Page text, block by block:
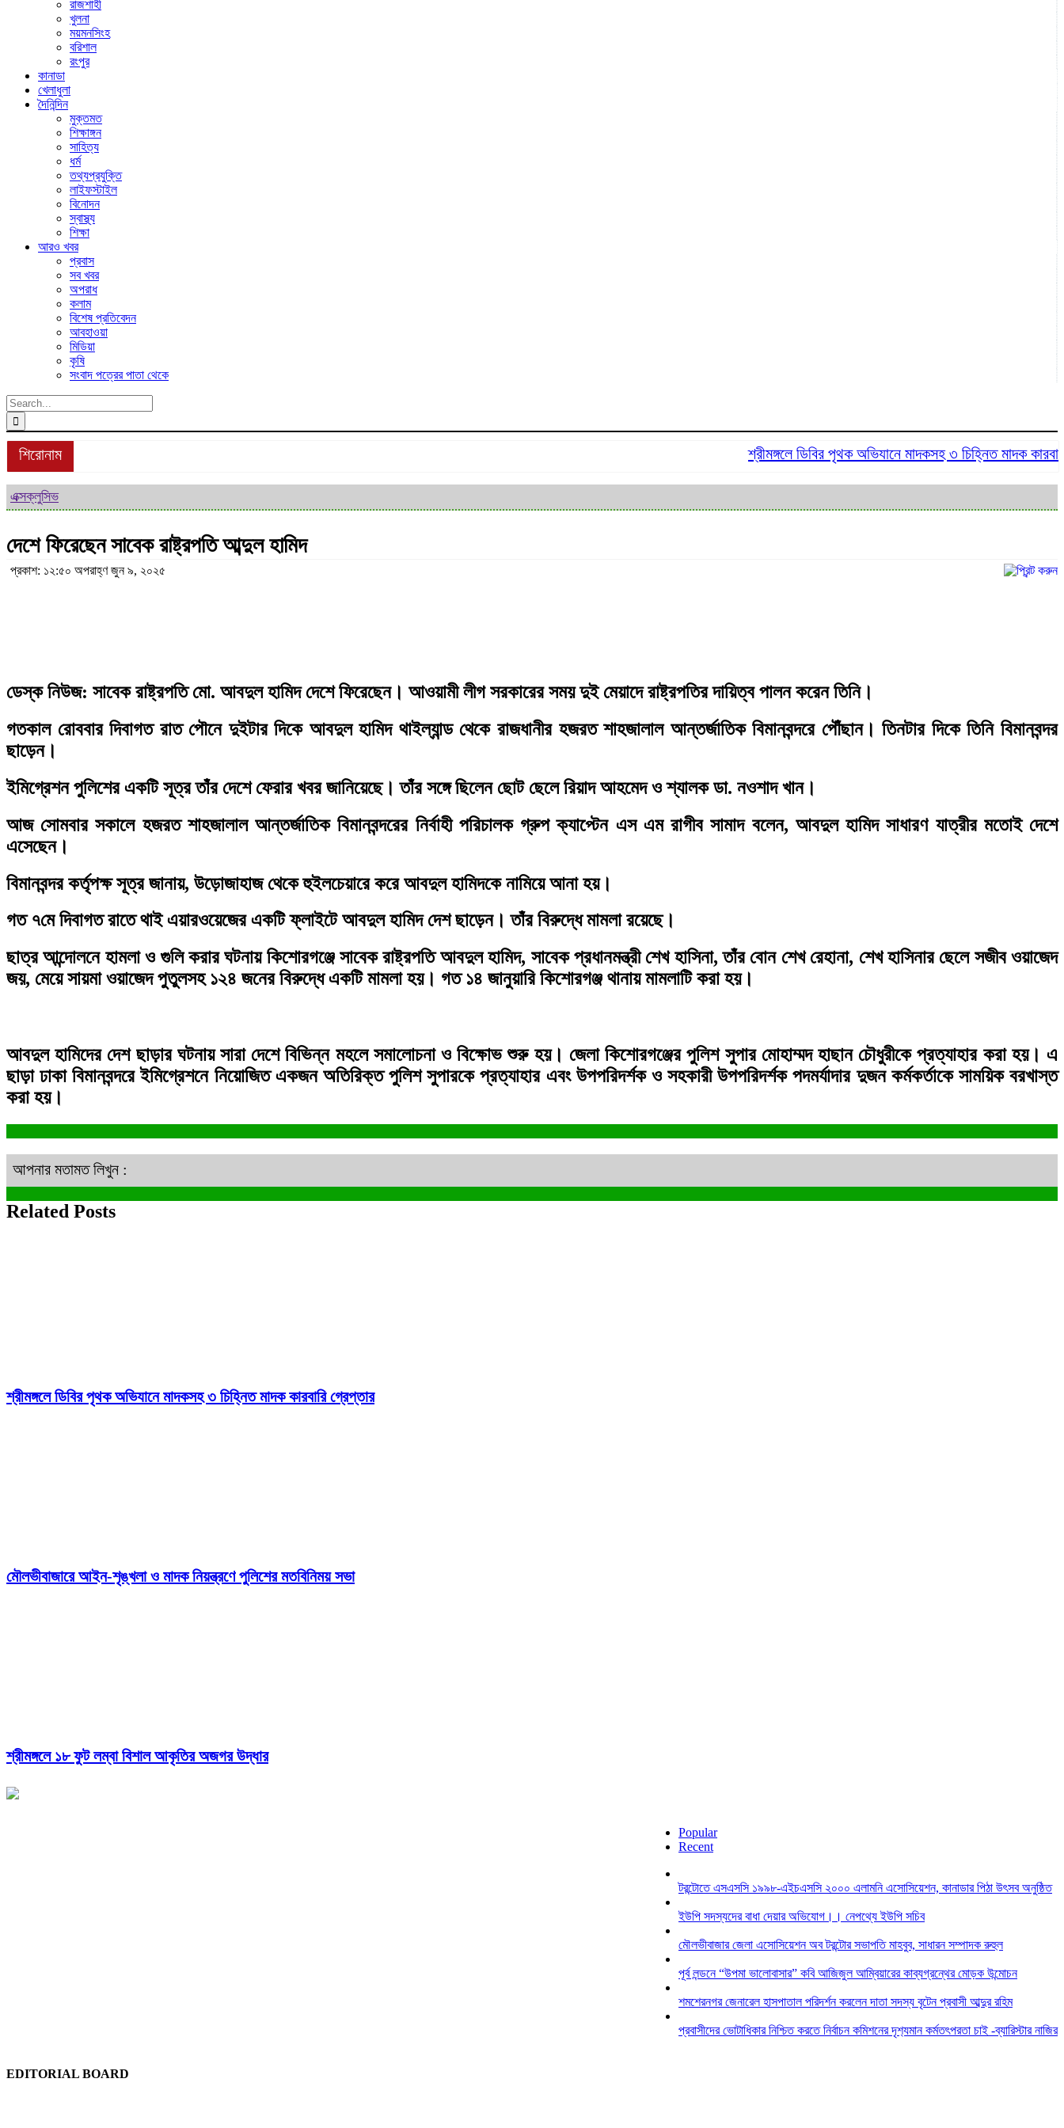
রাজশাহী
খুলনা
ময়মনসিংহ
বরিশাল
রংপুর
কানাডা
খেলাধুলা
দৈনিন্দিন
মুক্তমত
শিক্ষাঙ্গন
সাহিত্য
ধর্ম
তথ্যপ্রযুক্তি
লাইফস্টাইল
বিনোদন
স্বাস্থ্য
শিক্ষা
আরও খবর
প্রবাস
সব খবর
অপরাধ
কলাম
বিশেষ প্রতিবেদন
আবহাওয়া
মিডিয়া
কৃষি
সংবাদ পত্রের পাতা থেকে
Search
for:
শিরোনাম শ্রীমঙ্গলে ডিবির পৃথক অভিযানে মাদকসহ ৩ চিহ্নিত মাদক কারবারি
এক্সক্লুসিভ
দেশে ফিরেছেন সাবেক রাষ্ট্রপতি আব্দুল হামিদ
প্রকাশ: ১২:৫০ অপরাহ্ণ জুন ৯, ২০২৫
ডেস্ক নিউজ: সাবেক রাষ্ট্রপতি মো. আবদুল হামিদ দেশে ফিরেছেন। আওয়ামী লীগ সরকারের সময় দুই মেয়াদে রাষ্ট্রপতির দায়িত্ব পালন করেন তিনি।
গতকাল রোববার দিবাগত রাত পৌনে দুইটার দিকে আবদুল হামিদ থাইল্যান্ড থেকে রাজধানীর হজরত শাহজালাল আন্তর্জাতিক বিমানবন্দরে পৌঁছান। তিনটার দিকে তিনি বিমানবন্দর
ছাড়েন।
ইমিগ্রেশন পুলিশের একটি সূত্র তাঁর দেশে ফেরার খবর জানিয়েছে। তাঁর সঙ্গে ছিলেন ছোট ছেলে রিয়াদ আহমেদ ও শ্যালক ডা. নওশাদ খান।
আজ সোমবার সকালে হজরত শাহজালাল আন্তর্জাতিক বিমানবন্দরের নির্বাহী পরিচালক গ্রুপ ক্যাপ্টেন এস এম রাগীব সামাদ বলেন, আবদুল হামিদ সাধারণ যাত্রীর মতোই দেশে
এসেছেন।
বিমানবন্দর কর্তৃপক্ষ সূত্র জানায়, উড়োজাহাজ থেকে হুইলচেয়ারে করে আবদুল হামিদকে নামিয়ে আনা হয়।
গত ৭মে দিবাগত রাতে থাই এয়ারওয়েজের একটি ফ্লাইটে আবদুল হামিদ দেশ ছাড়েন। তাঁর বিরুদ্ধে মামলা রয়েছে।
ছাত্র আন্দোলনে হামলা ও গুলি করার ঘটনায় কিশোরগঞ্জে সাবেক রাষ্ট্রপতি আবদুল হামিদ, সাবেক প্রধানমন্ত্রী শেখ হাসিনা, তাঁর বোন শেখ রেহানা, শেখ হাসিনার ছেলে সজীব ওয়াজেদ
জয়, মেয়ে সায়মা ওয়াজেদ পুতুলসহ ১২৪ জনের বিরুদ্ধে একটি মামলা হয়। গত ১৪ জানুয়ারি কিশোরগঞ্জ থানায় মামলাটি করা হয়।
আবদুল হামিদের দেশ ছাড়ার ঘটনায় সারা দেশে বিভিন্ন মহলে সমালোচনা ও বিক্ষোভ শুরু হয়। জেলা কিশোরগঞ্জের পুলিশ সুপার মোহাম্মদ হাছান চৌধুরীকে প্রত্যাহার করা হয়। এ
ছাড়া ঢাকা বিমানবন্দরে ইমিগ্রেশনে নিয়োজিত একজন অতিরিক্ত পুলিশ সুপারকে প্রত্যাহার এবং উপপরিদর্শক ও সহকারী উপপরিদর্শক পদমর্যাদার দুজন কর্মকর্তাকে সাময়িক বরখাস্ত
করা হয়।
আপনার মতামত লিখুন :
Related Posts
শ্রীমঙ্গলে ডিবির পৃথক অভিযানে মাদকসহ ৩ চিহ্নিত মাদক কারবারি গ্রেপ্তার
মৌলভীবাজারে আইন-শৃঙ্খলা ও মাদক নিয়ন্ত্রণে পুলিশের মতবিনিময় সভা
শ্রীমঙ্গলে ১৮ ফুট লম্বা বিশাল আকৃতির অজগর উদ্ধার
Popular
Recent
টরন্টোতে এসএসসি ১৯৯৮-এইচএসসি ২০০০ এলামনি এসোসিয়েশন, কানাডার পিঠা উৎসব অনুষ্ঠিত
ইউপি সদস্যদের বাধা দেয়ার অভিযোগ।। নেপথ্যে ইউপি সচিব
মৌলভীবাজার জেলা এসোসিয়েশন অব টরন্টোর সভাপতি মাহবুব, সাধারন সম্পাদক রুহুল
পূর্ব লন্ডনে “উপমা ভালোবাসার” কবি আজিজুল আম্বিয়ারের কাব্যগ্রন্থের মোড়ক উন্মোচন
শমশেরনগর জেনারেল হাসপাতাল পরিদর্শন করলেন দাতা সদস্য বৃটেন প্রবাসী আব্দুর রহিম
প্রবাসীদের ভোটাধিকার নিশ্চিত করতে নির্বাচন কমিশনের দৃশ‍্যমান কর্মতৎপরতা চাই -ব্যারিস্টার নাজির
EDITORIAL BOARD